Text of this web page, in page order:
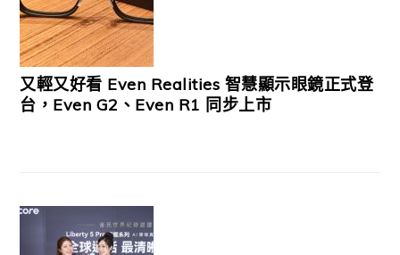
又輕又好看 Even Realities 智慧顯示眼鏡正式登
台，Even G2、Even R1 同步上市